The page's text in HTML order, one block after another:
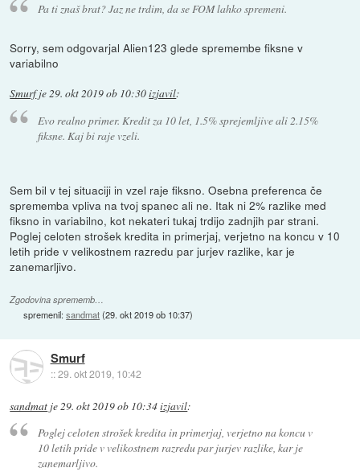
Pa ti znaš brat? Jaz ne trdim, da se FOM lahko spremeni.
Sorry, sem odgovarjal Alien123 glede spremembe fiksne v
variabilno
Smurfje29. okt 2019 ob 10:30izjavil:
Evo realno primer. Kredit za 10 let, 1.5% sprejemljive ali 2.15%
fiksne. Kaj bi raje vzeli.
Sem bil v tej situaciji in vzel raje fiksno. Osebna preferenca če
sprememba vpliva na tvoj spanec ali ne. Itak ni 2% razlike med
fiksno in variabilno, kot nekateri tukaj trdijo zadnjih par strani.
Poglej celoten strošek kredita in primerjaj, verjetno na koncu v 10
letih pride v velikostnem razredu par jurjev razlike, kar je
zanemarljivo.
Zgodovina sprememb…
spremenil:sandmat(29. okt 2019 ob 10:37)
Smurf
::29. okt 2019, 10:42
sandmat je29. okt 2019 ob 10:34izjavil:
Poglej celoten strošek kredita in primerjaj, verjetno na koncu v
10 letih pride v velikostnem razredu par jurjev razlike, kar je
zanemarljivo.